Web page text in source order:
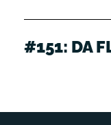
#151: DA